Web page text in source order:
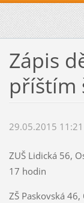
Zápis
příštím
29.05.2015 11:21
ZUŠ Lidická 56,
17 hodin
ZŠ Paskovská